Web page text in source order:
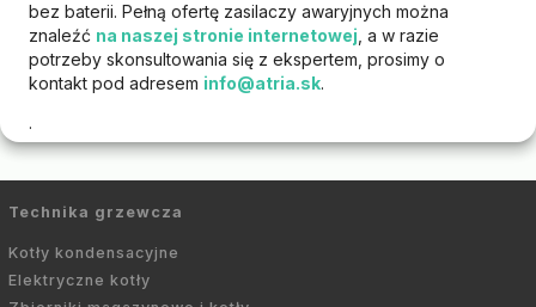
bez baterii. Pełną ofertę zasilaczy awaryjnych można
znaleźć na naszej stronie internetowej , a w razie
potrzeby skonsultowania się z ekspertem, prosimy o
kontakt pod adresem info@atria.sk.
.
Technika grzewcza
Kotły kondensacyjne
Elektryczne kotły